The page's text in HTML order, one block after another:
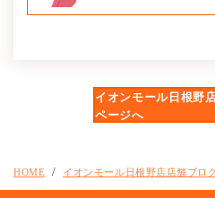
イオンモール日根野
ページへ
HOME イオンモール日根野店店舗ブロ